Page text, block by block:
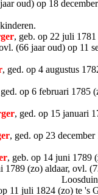
oud) op 18
, geb. op 22 juli 1781
(66 jaar oud) op 11
, ged. op 4 augustus
op 6 februari 1785
, ged. op 15 januari
, ged. op 23
, geb. op 14 juni 1789
1789 (zo) aldaar, ovl.
te Loosduinen
11 juli 1824 (zo) te 's